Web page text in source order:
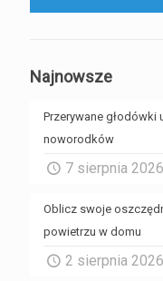
Najnowsze
Przerywane
noworodków
7 sierpnia 2026
Oblicz swoje
powietrzu w domu
2 sierpnia 2026